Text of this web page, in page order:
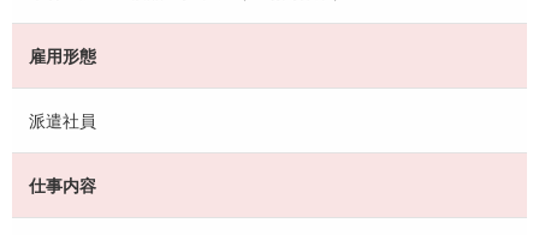
雇用形態
派遣社員
仕事内容